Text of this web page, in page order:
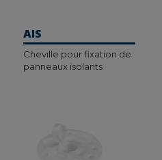
AIS
Cheville pour fixation de
panneaux isolants